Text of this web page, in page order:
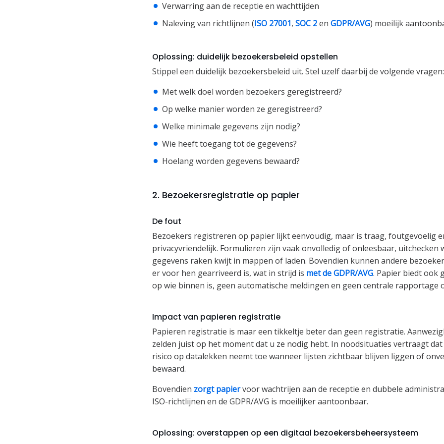
Verwarring aan de receptie en wachttijden
Naleving van richtlijnen (ISO 27001, SOC 2en GDPR/AVG) moeilijk
Oplossing: duidelijk bezoekersbeleid opstellen
Stippel een duidelijk bezoekersbeleid uit. Stel uzelf daarbij de volgende vragen:
Met welk doel worden bezoekers geregistreerd?
Op welke manier worden ze geregistreerd?
Welke minimale gegevens zijn nodig?
Wie heeft toegang tot de gegevens?
Hoelang worden gegevens bewaard?
2. Bezoekersregistratie op papier
De fout
Bezoekers registreren op papier lijkt eenvoudig, maar is traag, foutgevoelig
privacyvriendelijk. Formulieren zijn vaak onvolledig of onleesbaar, uitchecken
gegevens raken kwijt in mappen of laden. Bovendien kunnen andere
er voor hen gearriveerd is, wat in strijd is met de GDPR/AVG. Papier biedt ook
op wie binnen is, geen automatische meldingen en geen centrale rapportage
Impact van papieren registratie
Papieren registratie is maar een tikkeltje beter dan geen registratie.
zelden juist op het moment dat u ze nodig hebt. In noodsituaties vertraagt dat
risico op datalekken neemt toe wanneer lijsten zichtbaar blijven liggen of
bewaard.
Bovendien zorgt papiervoor wachtrijen aan de receptie en dubbele
ISO-richtlijnen en de GDPR/AVG is moeilijker aantoonbaar.
Oplossing: overstappen op een digitaal bezoekersbeheersysteem